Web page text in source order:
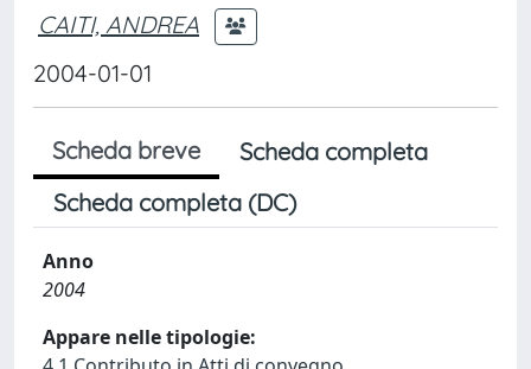
CAITI, ANDREA
2004-01-01
Scheda breve
Scheda completa
Scheda completa (DC)
Anno
2004
Appare nelle tipologie: